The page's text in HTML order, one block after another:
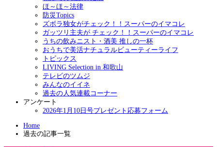
ほ～ほ～法律
防災Topics
ズボラ独女がチェック！！スーパーのイマコレ
ガッツリ主夫が チェック！！スーパーのイマコレ
うちの飲みニスト・酒美 推しの一杯
おうちで美活ナチュラルビューティーライフ
トピックス
LIVING Selection in 和歌山
テレビのツムジ
みんなのイイネ
過去の人気連載コーナー
アンケート
2026年1月10日号プレゼント応募フォーム
Home
過去の記事一覧